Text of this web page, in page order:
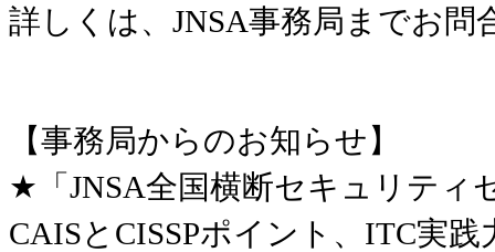
詳しくは、JNSA事務局までお問
【事務局からのお知らせ】
★「JNSA全国横断セキュリティ
CAISとCISSPポイント、ITC実